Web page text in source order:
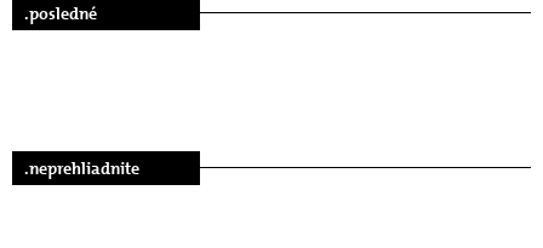
.posledné
.neprehliadnite